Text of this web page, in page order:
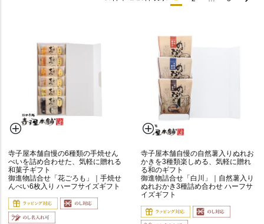
寺子屋本舗自慢の6種類の手焼せん
べいを詰め合わせた、気軽に贈れる
和菓子ギフト
御進物詰合せ「花ごろも」｜手焼せ
んべい6枚入り ハーフサイズギフト
寺子屋本舗自慢の自然薯入りぬれお
かきを3種類楽しめる、気軽に贈れ
る和のギフト
御進物詰合せ「白川」｜自然薯入り
ぬれおかき3種詰め合わせ ハーフサ
イズギフト